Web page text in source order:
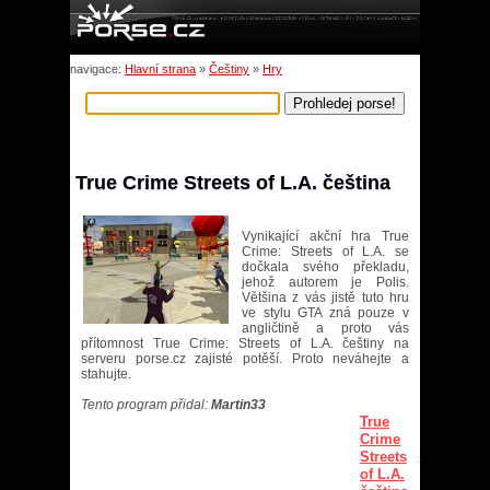
navigace: Hlavní strana » Češtiny » Hry
True Crime Streets of L.A. čeština
Vynikající akční hra True
Crime: Streets of L.A. se
dočkala svého překladu,
jehož autorem je Polis.
Většina z vás jistě tuto hru
ve stylu GTA zná pouze v
angličtině a proto vás
přítomnost True Crime: Streets of L.A. češtiny na
serveru porse.cz zajisté potěší. Proto neváhejte a
stahujte.
Tento program přidal: Martin33
True
Crime
Streets
of L.A.